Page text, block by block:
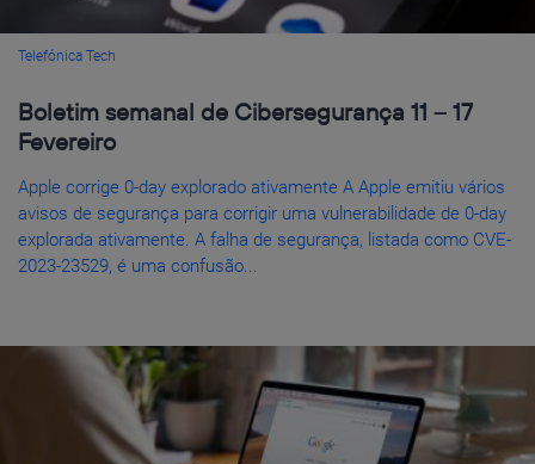
Telefónica Tech
Boletim semanal de Cibersegurança 11 – 17
Fevereiro
Apple corrige 0-day explorado ativamente A Apple emitiu vários
avisos de segurança para corrigir uma vulnerabilidade de 0-day
explorada ativamente. A falha de segurança, listada como CVE-
2023-23529, é uma confusão...